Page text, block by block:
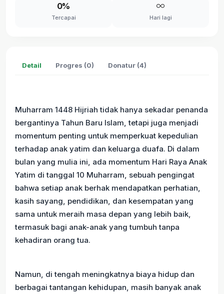
0%
Tercapai Hari lagi
Detail Progres (0) Donatur (4)
Muharram 1448 Hijriah tidak hanya sekadar penanda
bergantinya Tahun Baru Islam, tetapi juga menjadi
momentum penting untuk memperkuat kepedulian
terhadap anak yatim dan keluarga duafa. Di dalam
bulan yang mulia ini, ada momentum Hari Raya Anak
Yatim di tanggal 10 Muharram, sebuah pengingat
bahwa setiap anak berhak mendapatkan perhatian,
kasih sayang, pendidikan, dan kesempatan yang
sama untuk meraih masa depan yang lebih baik,
termasuk bagi anak-anak yang tumbuh tanpa
kehadiran orang tua.
Namun, di tengah meningkatnya biaya hidup dan
berbagai tantangan kehidupan, masih banyak anak